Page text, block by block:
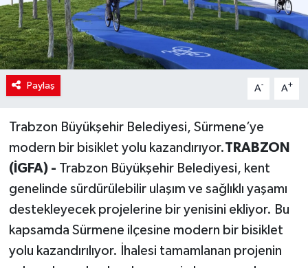
Paylaş A- A+
Trabzon Büyükşehir Belediyesi, Sürmene’ye
modern bir bisiklet yolu kazandırıyor.TRABZON
(İGFA) - Trabzon Büyükşehir Belediyesi, kent
genelinde sürdürülebilir ulaşım ve sağlıklı yaşamı
destekleyecek projelerine bir yenisini ekliyor. Bu
kapsamda Sürmene ilçesine modern bir bisiklet
yolu kazandırılıyor. İhalesi tamamlanan projenin